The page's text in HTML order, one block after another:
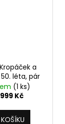
a
léta, pár
(1 ks)
Kč